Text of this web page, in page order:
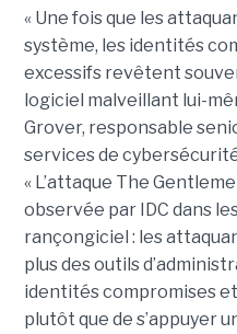
« Une fois que les
système, les identités
excessifs revêtent
logiciel malveillant lui-
Grover, responsable
services de
« L’attaque The
observée par IDC dans
rançongiciel : les
plus des outils
identités compromises
plutôt que de s’appuyer